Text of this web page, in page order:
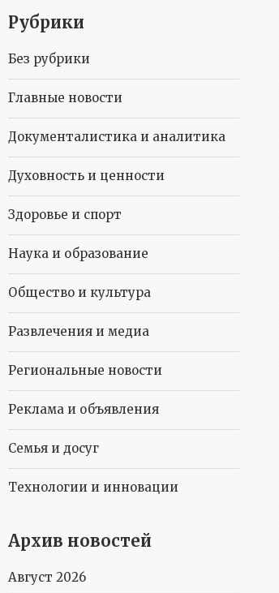
Рубрики
Без рубрики
Главные новости
Документалистика и аналитика
Духовность и ценности
Здоровье и спорт
Наука и образование
Общество и культура
Развлечения и медиа
Региональные новости
Реклама и объявления
Семья и досуг
Технологии и инновации
Архив новостей
Август 2026